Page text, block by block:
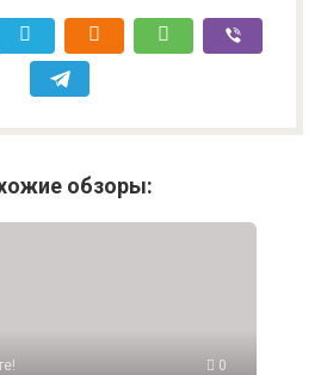
обзоры:
0